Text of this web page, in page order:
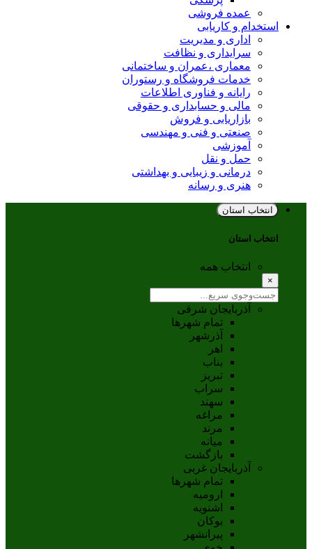
عمده فروشی
استخدام و کاریابی
اداری و مدیریت
سرایداری و نظافت
معماری ،عمران و ساختمانی
خدمات فروشگاه و رستوران
رایانه و فناوری اطلاعات
مالی و حسابداری و حقوقی
بازاریابی و فروش
صنعتی و فنی و مهندسی
آموزشی
حمل و نقل
درمانی و زیبایی و بهداشتی
هنری و رسانه
انتخاب استان
انتخاب استان
انتخاب همه
×
آذربایجان شرقی
تمام شهر‌ها
آذرشهر
اهر
بناب
تبريز
سراب
سهند
مراغه
مرند
ميانه
بازگشت
آذربایجان غربی
تمام شهر‌ها
اروميه
اشنويه
بوکان
پيرانشهر